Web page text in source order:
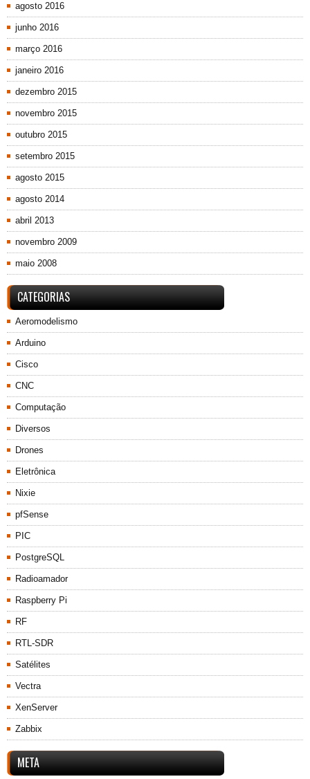
agosto 2016
junho 2016
março 2016
janeiro 2016
dezembro 2015
novembro 2015
outubro 2015
setembro 2015
agosto 2015
agosto 2014
abril 2013
novembro 2009
maio 2008
CATEGORIAS
Aeromodelismo
Arduino
Cisco
CNC
Computação
Diversos
Drones
Eletrônica
Nixie
pfSense
PIC
PostgreSQL
Radioamador
Raspberry Pi
RF
RTL-SDR
Satélites
Vectra
XenServer
Zabbix
META